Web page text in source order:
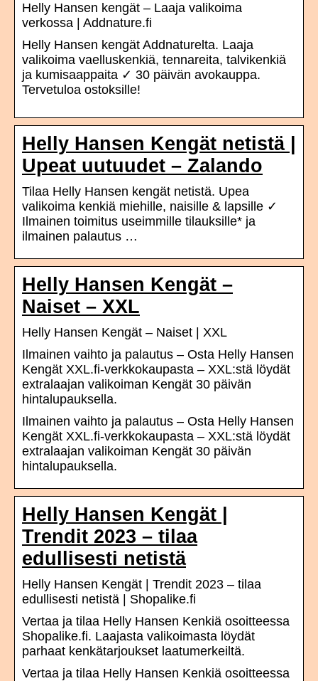
Helly Hansen kengät – Laaja valikoima
verkossa | Addnature.fi
Helly Hansen kengät Addnaturelta. Laaja
valikoima vaelluskenkiä, tennareita, talvikenkiä
ja kumisaappaita ✓ 30 päivän avokauppa.
Tervetuloa ostoksille!
Helly Hansen Kengät netistä |
Upeat uutuudet – Zalando
Tilaa Helly Hansen kengät netistä. Upea
valikoima kenkiä miehille, naisille & lapsille ✓
Ilmainen toimitus useimmille tilauksille* ja
ilmainen palautus …
Helly Hansen Kengät –
Naiset – XXL
Helly Hansen Kengät – Naiset | XXL
Ilmainen vaihto ja palautus – Osta Helly Hansen
Kengät XXL.fi-verkkokaupasta – XXL:stä löydät
extralaajan valikoiman Kengät 30 päivän
hintalupauksella.
Ilmainen vaihto ja palautus – Osta Helly Hansen
Kengät XXL.fi-verkkokaupasta – XXL:stä löydät
extralaajan valikoiman Kengät 30 päivän
hintalupauksella.
Helly Hansen Kengät |
Trendit 2023 – tilaa
edullisesti netistä
Helly Hansen Kengät | Trendit 2023 – tilaa
edullisesti netistä | Shopalike.fi
Vertaa ja tilaa Helly Hansen Kenkiä osoitteessa
Shopalike.fi. Laajasta valikoimasta löydät
parhaat kenkätarjoukset laatumerkeiltä.
Vertaa ja tilaa Helly Hansen Kenkiä osoitteessa